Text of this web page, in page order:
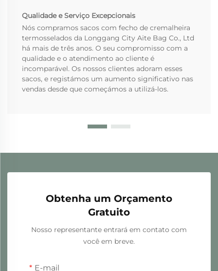
Qualidade e Serviço Excepcionais
Nós compramos sacos com fecho de cremalheira
termosselados da Longgang City Aite Bag Co., Ltd
há mais de três anos. O seu compromisso com a
qualidade e o atendimento ao cliente é
incomparável. Os nossos clientes adoram esses
sacos, e registámos um aumento significativo nas
vendas desde que começámos a utilizá-los.
Obtenha um Orçamento
Gratuito
Nosso representante entrará em contato com
você em breve.
E-mail